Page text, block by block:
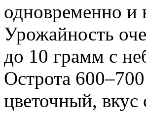
одновременно и
Урожайность
до 10 грамм с
Острота
цветочный, вкус